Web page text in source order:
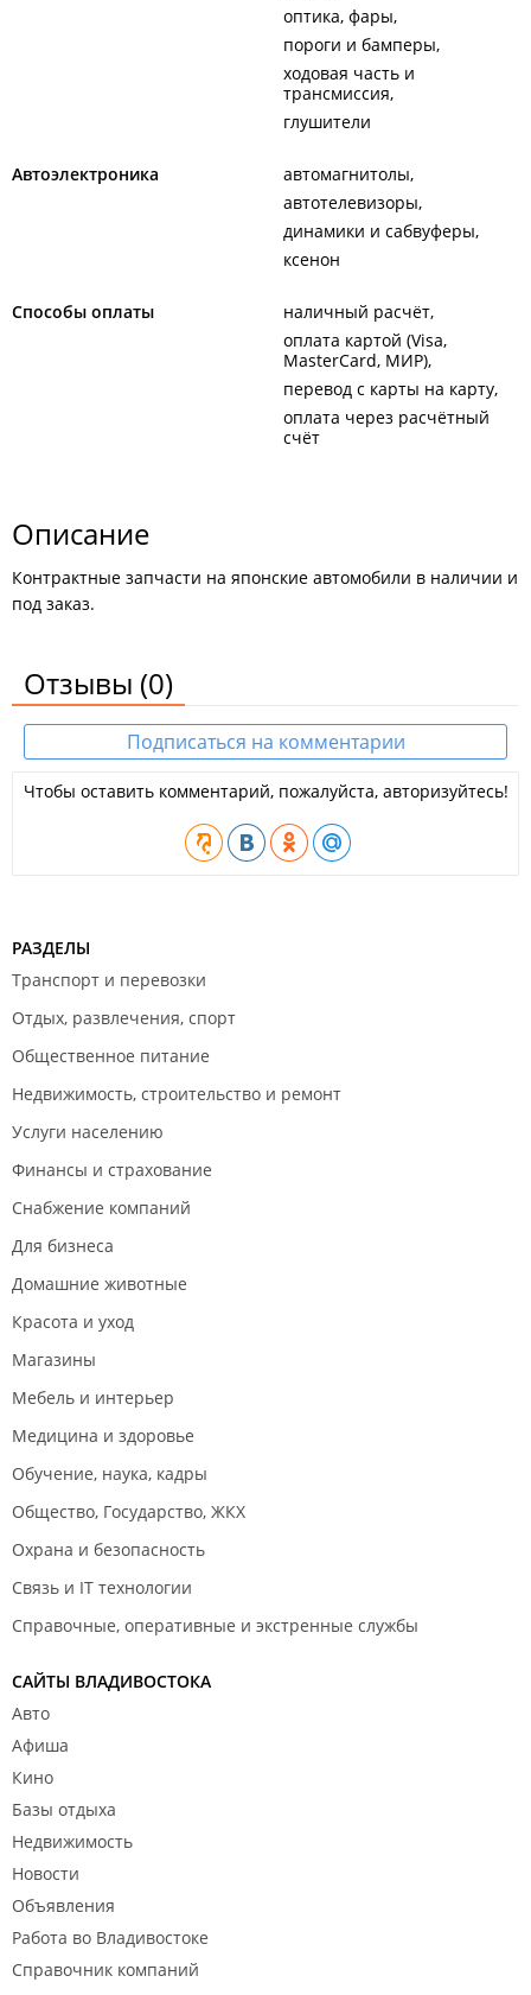
оптика, фары
пороги и бамперы
ходовая часть и
трансмиссия
глушители
Автоэлектроника
автомагнитолы
автотелевизоры
динамики и сабвуферы
ксенон
Способы оплаты
наличный расчёт
оплата картой (Visa,
MasterCard, МИР)
перевод с карты на карту
оплата через расчётный
счёт
Описание
Контрактные запчасти на японские автомобили в наличии и
под заказ.
Отзывы (0)
Подписаться на комментарии
Чтобы оставить комментарий, пожалуйста, авторизуйтесь!
РАЗДЕЛЫ
Транспорт и перевозки
Отдых, развлечения, спорт
Общественное питание
Недвижимость, строительство и ремонт
Услуги населению
Финансы и страхование
Снабжение компаний
Для бизнеса
Домашние животные
Красота и уход
Магазины
Мебель и интерьер
Медицина и здоровье
Обучение, наука, кадры
Общество, Государство, ЖКХ
Охрана и безопасность
Связь и IT технологии
Справочные, оперативные и экстренные службы
САЙТЫ ВЛАДИВОСТОКА
Авто
Афиша
Кино
Базы отдыха
Недвижимость
Новости
Объявления
Работа во Владивостоке
Справочник компаний